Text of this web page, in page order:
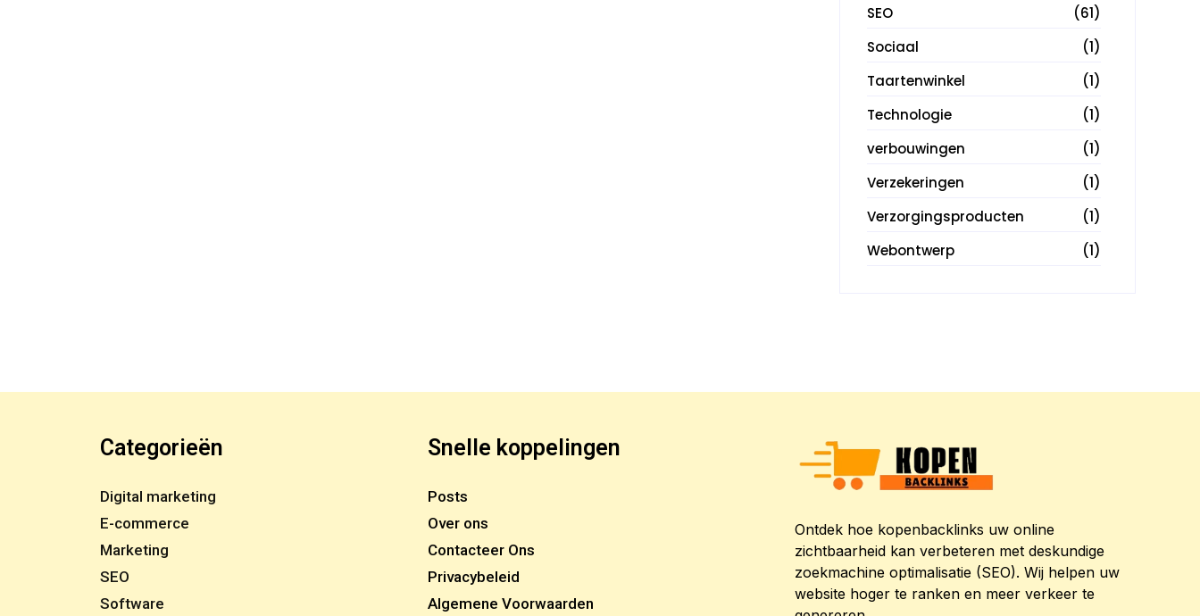
SEO
(61)
Sociaal
(1)
Taartenwinkel
(1)
Technologie
(1)
verbouwingen
(1)
Verzekeringen
(1)
Verzorgingsproducten
(1)
Webontwerp
(1)
Categorieën
Digital marketing
E-commerce
Marketing
SEO
Software
Snelle koppelingen
Posts
Over ons
Contacteer Ons
Privacybeleid
Algemene Voorwaarden
Ontdek hoe kopenbacklinks uw online
zichtbaarheid kan verbeteren met deskundige
zoekmachine optimalisatie (SEO). Wij helpen uw
website hoger te ranken en meer verkeer te